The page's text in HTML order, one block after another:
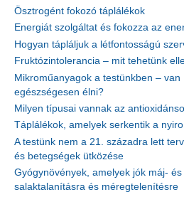
Ösztrogént fokozó táplálékok
Energiát szolgáltat és fokozza az
Hogyan tápláljuk a létfontosságú
Fruktózintolerancia – mit tehetünk
Mikroműanyagok a testünkben – van
egészségesen élni?
Milyen típusai vannak az
Táplálékok, amelyek serkentik a
A testünk nem a 21. századra lett
és betegségek ütközése
Gyógynövények, amelyek jók máj-
salaktalanításra és méregtelenítésre